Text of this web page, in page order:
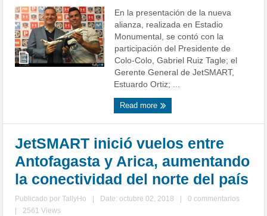
En la presentación de la nueva
alianza, realizada en Estadio
Monumental, se contó con la
participación del Presidente de
Colo-Colo, Gabriel Ruiz Tagle; el
Gerente General de JetSMART,
Estuardo Ortiz; ...
Read more
JetSMART inició vuelos entre
Antofagasta y Arica, aumentando
la conectividad del norte del país
Publicado porTallyHo Date: octubre 02, 2018
0 commentarios
2561 Views